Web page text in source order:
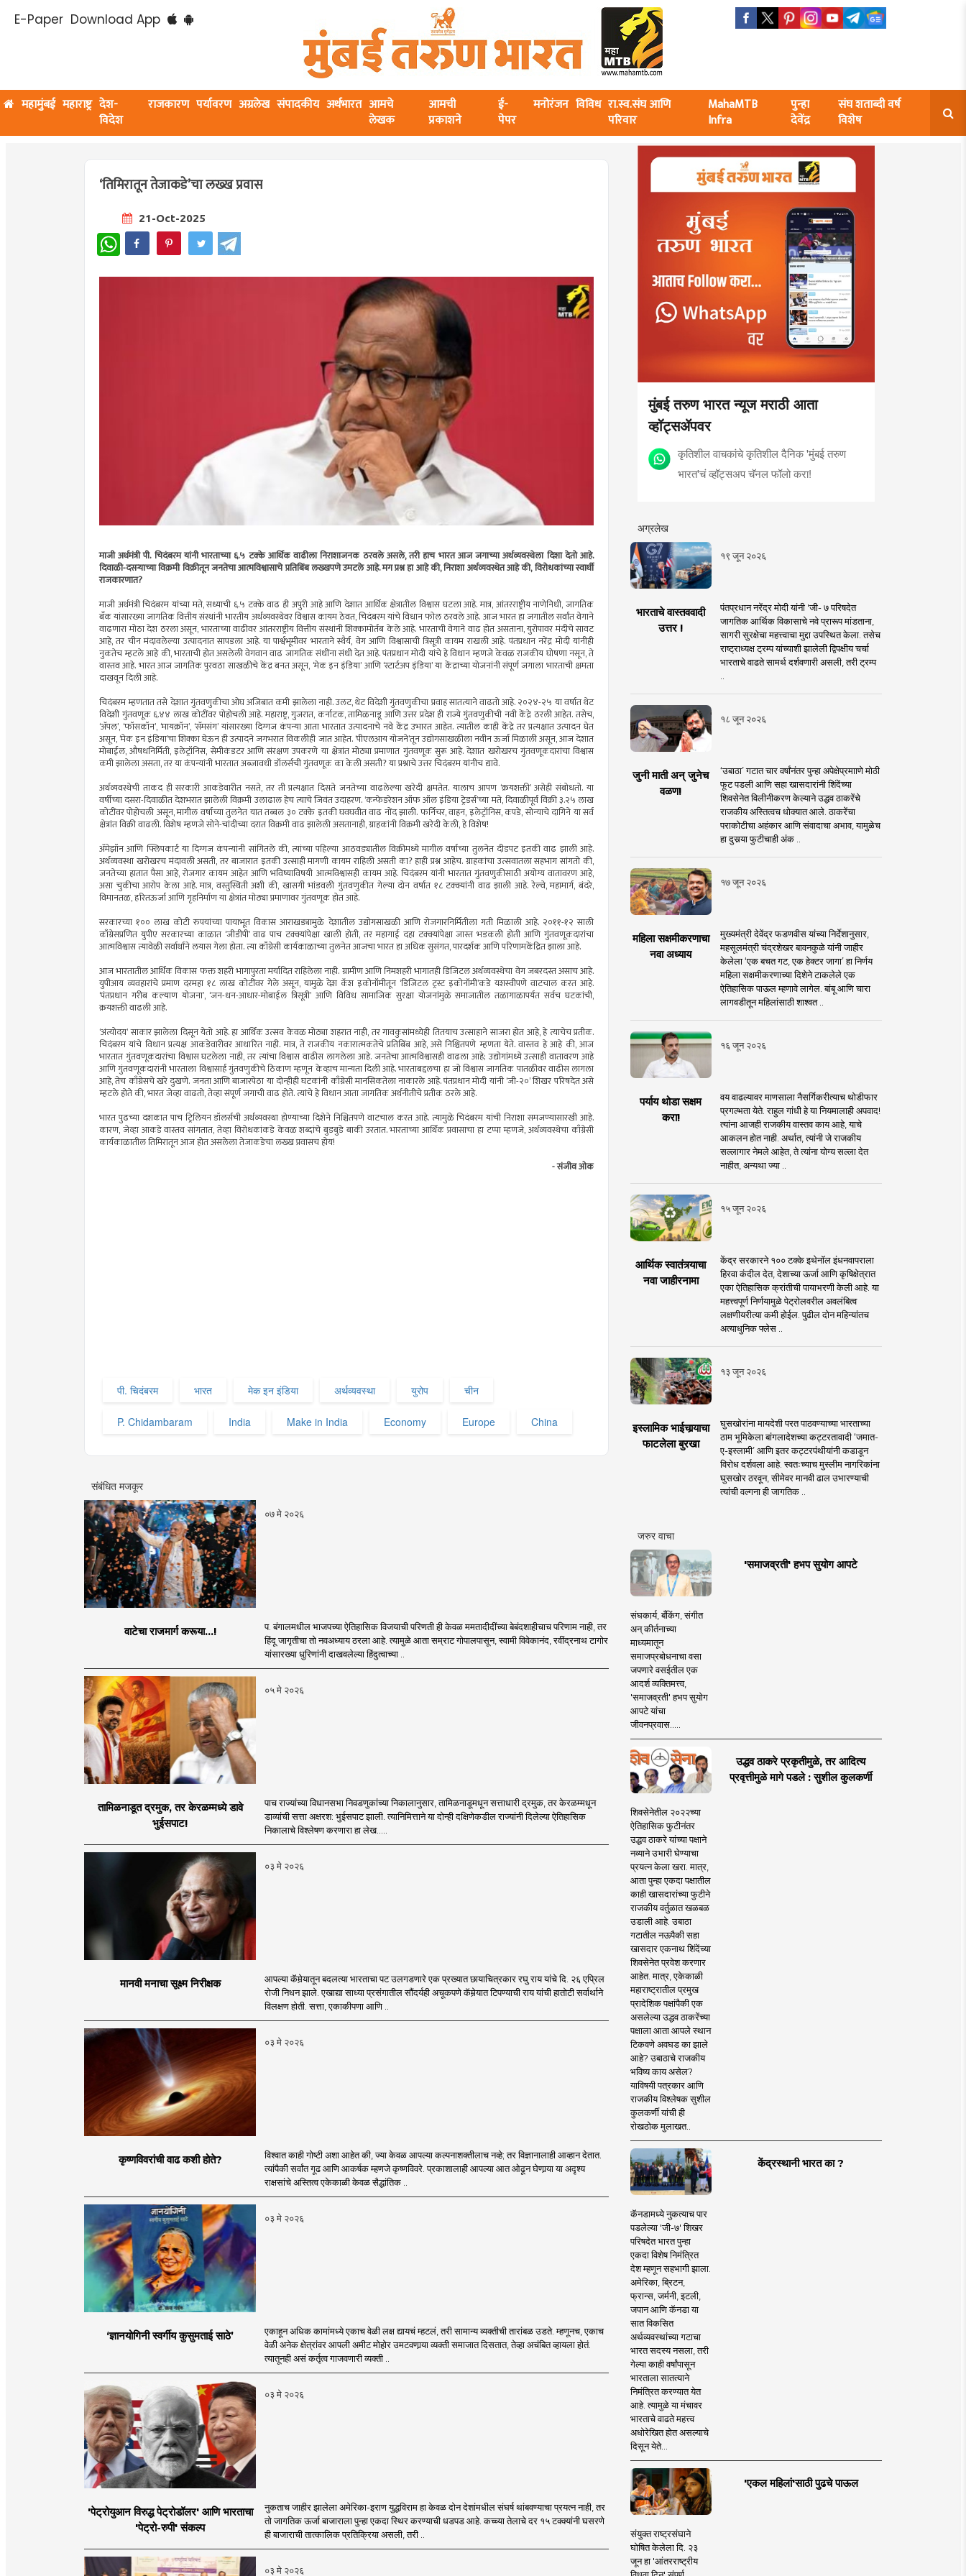
E-Paper Download App
महामुंबई महाराष्ट्र देश-
विदेश
राजकारण पर्यावरण अग्रलेख संपादकीय अर्थभारत आमचे
लेखक
आमची
प्रकाशने
ई-
पेपर
मनोरंजन विविध रा.स्व.संघ आणि
परिवार
MahaMTB
Infra
पुन्हा
देवेंद्र
संघ शताब्दी वर्ष
विशेष
‘तिमिरातून तेजाकडे’चा लख्ख प्रवास
21-Oct-2025
WhatsApp
माजी अर्थमंत्री पी. चिदंबरम यांनी भारताच्या ६.५ टक्के आर्थिक वाढीला निराशाजनक ठरवले असले, तरी हाच भारत आज जगाच्या अर्थव्यवस्थेला दिशा देतो आहे.
दिवाळी-दसर्‍याच्या विक्रमी विक्रीतून जनतेचा आत्मविश्वासाचे प्रतिबिंब लख्खपणे उमटले आहे. मग प्रश्न हा आहे की, निराशा अर्थव्यवस्थेत आहे की, विरोधकांच्या स्वार्थी
राजकारणात?
माजी अर्थमंत्री चिदंबरम यांच्या मते, सध्याची ६.५ टक्के वाढ ही अपुरी आहे आणि देशात आर्थिक क्षेत्रातील विश्वास घटला आहे. मात्र, आंतरराष्ट्रीय नाणेनिधी, जागतिक
बँक यांसारख्या जागतिक वित्तीय संस्थांनी भारतीय अर्थव्यवस्थेवर विश्वास कायम ठेवत, चिदंबरम यांचे विधान फोल ठरवले आहे. आज भारत हा जगातील सर्वांत वेगाने
वाढणारा मोठा देश ठरला असून, भारताच्या वाढीवर आंतरराष्ट्रीय वित्तीय संस्थांनी शिक्कामोर्तब केले आहे. भारताची वेगाने वाढ होत असताना, युरोपावर मंदीचे सावट
आहे, तर चीन मंदावलेल्या उत्पादनात सापडला आहे. या पार्श्वभूमीवर भारताने स्थैर्य, वेग आणि विश्वासाची त्रिसूत्री कायम राखली आहे. पंतप्रधान नरेंद्र मोदी यांनीही
नुकतेच म्हटले आहे की, भारताची होत असलेली वेगवान वाढ जागतिक संधींना संधी देत आहे. पंतप्रधान मोदी यांचे हे विधान म्हणजे केवळ राजकीय घोषणा नसून, ते
वास्तव आहे. भारत आज जागतिक पुरवठा साखळीचे केंद्र बनत असून, ‘मेक इन इंडिया’ आणि ‘स्टार्टअप इंडिया’ या केंद्राच्या योजनांनी संपूर्ण जगाला भारताची क्षमता
दाखवून दिली आहे.
चिदंबरम म्हणतात तसे देशात गुंतवणुकीचा ओघ अजिबात कमी झालेला नाही. उलट, थेट विदेशी गुंतवणुकीचा प्रवाह सातत्याने वाढतो आहे. २०२४-२५ या वर्षात थेट
विदेशी गुंतवणूक ६.४४ लाख कोटींवर पोहोचली आहे. महाराष्ट्र, गुजरात, कर्नाटक, तामिळनाडू आणि उत्तर प्रदेश ही राज्ये गुंतवणुकीची नवी केंद्रे ठरली आहेत. तसेच,
‘अ‍ॅपल’, ‘फॉसकॉन’, ‘मायक्रॉन’, ‘सॅमसंग’ यांसारख्या दिग्गज कंपन्या आता भारतात उत्पादनाचे नवे केंद्र उभारत आहेत. त्यातील काही केंद्रे तर प्रत्यक्षात उत्पादन घेत
असून, ‘मेक इन इंडिया’चा शिक्का घेऊन ही उत्पादने जगभरात विकलीही जात आहेत. ‘पीएलआय योजने’तून उद्योगसाखळीला नवीन ऊर्जा मिळाली असून, आज देशात
मोबाईल, औषधनिर्मिती, इलेट्रॉनिस, सेमीकंडटर आणि संरक्षण उपकरणे या क्षेत्रांत मोठ्या प्रमाणात गुंतवणूक सुरू आहे. देशात खरोखरच गुंतवणूकदारांचा विश्वास
कमी झालेला असता, तर या कंपन्यांनी भारतात अब्जावधी डॉलर्सची गुंतवणूक का केली असती? या प्रश्नाचे उत्तर चिदंबरम यांनीच द्यावे.
अर्थव्यवस्थेची ताकद ही सरकारी आकडेवारीत नसते, तर ती प्रत्यक्षात दिसते जनतेच्या वाढलेल्या खरेदी क्षमतेत. यालाच आपण ‘क्रयशक्ती’ असेही संबोधतो. या
वर्षीच्या दसरा-दिवाळीत देशभरात झालेली विक्रमी उलाढाल हेच त्याचे जिवंत उदाहरण. ‘कन्फेडरेशन ऑफ ऑल इंडिया ट्रेडर्स’च्या मते, दिवाळीपूर्व विक्री ३.२५ लाख
कोटींवर पोहोचली असून, मागील वर्षाच्या तुलनेत यात तब्बल ३० टक्के इतकी घवघवीत वाढ नोंद झाली. फर्निचर, वाहन, इलेट्रॉनिस, कपडे, सोन्याचे दागिने या सर्व
क्षेत्रांत विक्री वाढली. विशेष म्हणजे सोने-चांदीच्या दरात विक्रमी वाढ झालेली असतानाही, ग्राहकांनी विक्रमी खरेदी केली, हे विशेष!
अ‍ॅमेझॉन आणि फ्लिपकार्ट या दिग्गज कंपन्यांनी सांगितले की, त्यांच्या पहिल्या आठवड्यातील विक्रीमध्ये मागील वर्षाच्या तुलनेत दीडपट इतकी वाढ झाली आहे.
अर्थव्यवस्था खरोखरच मंदावली असती, तर बाजारात इतकी उत्साही मागणी कायम राहिली असती का? हाही प्रश्न आहेच. ग्राहकांचा उत्सवातला सहभाग सांगतो की,
जनतेच्या हातात पैसा आहे, रोजगार कायम आहेत आणि भविष्याविषयी आत्मविश्वासही कायम आहे. चिदंबरम यांनी भारतात गुंतवणुकीसाठी अयोग्य वातावरण आहे,
असा चुकीचा आरोप केला आहे. मात्र, वस्तुस्थिती अशी की, खासगी भांडवली गुंतवणुकीत गेल्या दोन वर्षांत १८ टक्क्यांनी वाढ झाली आहे. रेल्वे, महामार्ग, बंदरे,
विमानतळ, हरितऊर्जा आणि गृहनिर्माण या क्षेत्रांत मोठ्या प्रमाणावर गुंतवणूक होत आहे.
सरकारच्या १०० लाख कोटी रुपयांच्या पायाभूत विकास आराखड्यामुळे देशातील उद्योगसाखळी आणि रोजगारनिर्मितीला गती मिळाली आहे. २०११-१२ साली
काँग्रेसप्रणित युपीए सरकारच्या काळात ‘जीडीपी’ वाढ पाच टक्क्यांपेक्षा खाली होती, तर महागाई दहा टक्क्यांपेक्षा जास्त भडकली होती आणि गुंतवणूकदारांचा
आत्मविश्वास त्यावेळी सर्वार्थांने लयास गेला होता. त्या काँग्रेसी कार्यकाळाच्या तुलनेत आजचा भारत हा अधिक सुसंगत, पारदर्शक आणि परिणामकेंद्रित झाला आहे.
आज भारतातील आर्थिक विकास फक्त शहरी भागापुरता मर्यादित राहिलेला नाही. ग्रामीण आणि निमशहरी भागातही डिजिटल अर्थव्यवस्थेचा वेग जबरदस्त असाच आहे.
युपीआय व्यवहारांचे प्रमाण दरमहा १८ लाख कोटींवर गेले असून, यामुळे देश कॅश इकोनॉमीतून ‘डिजिटल ट्रस्ट इकोनॉमी’कडे यशस्वीपणे वाटचाल करत आहे.
‘पंतप्रधान गरीब कल्याण योजना’, ‘जन-धन-आधार-मोबाईल त्रिसूत्री’ आणि विविध सामाजिक सुरक्षा योजनांमुळे समाजातील तळागाळापर्यंत सर्वच घटकांची,
क्रयशक्ती वाढली आहे.
‘अंत्योदय’ साकार झालेला दिसून येतो आहे. हा आर्थिक उत्सव केवळ मोठ्या शहरात नाही, तर गावकुसांमध्येही तितयाच उत्साहाने साजरा होत आहे, हे त्याचेच प्रतीक.
चिदंबरम यांचे विधान प्रत्यक्ष आकडेवारीवर आधारित नाही. मात्र, ते राजकीय नकारात्मकतेचे प्रतिबिंब आहे, असे निश्चितपणे म्हणता येते. वास्तव हे आहे की, आज
भारतात गुंतवणूकदारांचा विश्वास घटलेला नाही, तर त्यांचा विश्वास वाढीस लागलेला आहे. जनतेचा आत्मविश्वासही वाढला आहे; उद्योगांमध्ये उत्साही वातावरण आहे
आणि गुंतवणूकदारांनी भारताला विश्वासार्ह गुंतवणुकीचे ठिकाण म्हणून केव्हाच मान्यता दिली आहे. भारताबद्दलचा हा जो विश्वास जागतिक पातळीवर वाढीस लागला
आहे, तेच काँग्रेसचे खरे दुखणे. जनता आणि बाजारपेठा या दोन्हीही घटकांनी काँग्रेसी मानसिकतेला नाकारले आहे. पंतप्रधान मोदी यांनी ‘जी-२०’ शिखर परिषदेत असे
म्हटले होते की, भारत जेव्हा वाढतो, तेव्हा संपूर्ण जगाची वाढ होते. त्यांचे हे विधान आता जागतिक अर्थनीतीचे प्रतीक ठरले आहे.
भारत पुढच्या दशकात पाच ट्रिलियन डॉलर्सची अर्थव्यवस्था होण्याच्या दिशेने निश्चितपणे वाटचाल करत आहे. त्यामुळे चिदंबरम यांची निराशा समजण्यासारखी आहे.
कारण, जेव्हा आकडे वास्तव सांगतात, तेव्हा विरोधकांकडे केवळ शब्दांचे बुडबुडे बाकी उरतात. भारताच्या आर्थिक प्रवासाचा हा टप्पा म्हणजे, अर्थव्यवस्थेचा काँग्रेसी
कार्यकाळातील तिमिरातून आज होत असलेला तेजाकडेचा लख्ख प्रवासच होय!
- संजीव ओक
पी. चिदंबरम भारत मेक इन इंडिया अर्थव्यवस्था युरोप चीन
P. Chidambaram India Make in India Economy Europe China
संबंधित मजकूर
०७ मे २०२६
वाटेचा राजमार्ग करूया...!
प. बंगालमधील भाजपच्या ऐतिहासिक विजयाची परिणती ही केवळ ममतादीदींच्या बेबंदशाहीचाच परिणाम नाही, तर
हिंदू जागृतीचा तो नवअध्याय ठरला आहे. त्यामुळे आता सम्राट गोपालपासून, स्वामी विवेकानंद, रवींद्रनाथ टागोर
यांसारख्या धुरिणांनी दाखवलेल्या हिंदुत्वाच्या ..
०५ मे २०२६
तामिळनाडूत द्रमुक, तर केरळम्मध्ये डावे
भुईसपाट!
पाच राज्यांच्या विधानसभा निवडणुकांच्या निकालानुसार, तामिळनाडूमधून सत्ताधारी द्रमुक, तर केरळम्मधून
डाव्यांची सत्ता अक्षरश: भुईसपाट झाली. त्यानिमित्ताने या दोन्ही दक्षिणेकडील राज्यांनी दिलेल्या ऐतिहासिक
निकालाचे विश्लेषण करणारा हा लेख.....
०३ मे २०२६
मानवी मनाचा सूक्ष्म निरीक्षक
आपल्या कॅमेर्‍यातून बदलत्या भारताचा पट उलगडणारे एक प्रख्यात छायाचित्रकार रघु राय यांचे दि. २६ एप्रिल
रोजी निधन झाले. एखाद्या साध्या प्रसंगातील सौंदर्यही अचूकपणे कॅमेर्‍यात टिपण्याची राय यांची हातोटी सर्वार्थाने
विलक्षण होती. सत्ता, एकाकीपणा आणि ..
०३ मे २०२६
कृष्णविवरांची वाढ कशी होते?
विश्वात काही गोष्टी अशा आहेत की, ज्या केवळ आपल्या कल्पनाशक्तीलाच नव्हे; तर विज्ञानालाही आव्हान देतात.
त्यांपैकी सर्वांत गूढ आणि आकर्षक म्हणजे कृष्णविवरे. प्रकाशालाही आपल्या आत ओढून घेणार्‍या या अदृश्य
राक्षसांचे अस्तित्व एकेकाळी केवळ सैद्धांतिक ..
०३ मे २०२६
‘ज्ञानयोगिनी स्वर्गीय कुसुमताई साठे’
एकाहून अधिक कामांमध्ये एकाच वेळी लक्ष द्यायचं म्हटलं, तरी सामान्य व्यक्तीची तारांबळ उडते. म्हणूनच, एकाच
वेळी अनेक क्षेत्रांवर आपली अमीट मोहोर उमटवणार्‍या व्यक्ती समाजात दिसतात, तेव्हा अचंबित व्हायला होतं.
त्यातूनही असं कर्तृत्व गाजवणारी व्यक्ती ..
०३ मे २०२६
'पेट्रोयुआन विरुद्ध पेट्रोडॉलर' आणि भारताचा
'पेट्रो-रुपी' संकल्प
नुकताच जाहीर झालेला अमेरिका-इराण युद्धविराम हा केवळ दोन देशांमधील संघर्ष थांबवण्याचा प्रयत्न नाही, तर
तो जागतिक ऊर्जा बाजाराला पुन्हा एकदा स्थिर करण्याची धडपड आहे. कच्च्या तेलाचे दर १५ टक्क्यांनी घसरणे
ही बाजाराची तात्कालिक प्रतिक्रिया असली, तरी ..
०३ मे २०२६
मुंबई तरुण भारत न्यूज मराठी आता
व्हॉट्सॲपवर
कृतिशील वाचकांचे कृतिशील दैनिक 'मुंबई तरुण
भारत'चं व्हॉट्सअप चॅनल फॉलो करा!
अग्रलेख
१९ जून २०२६
भारताचे वास्तववादी
उत्तर !
पंतप्रधान नरेंद्र मोदी यांनी 'जी- ७ परिषदेत
जागतिक आर्थिक विकासाचे नवे प्रारूप मांडताना,
सागरी सुरक्षेचा महत्त्वाचा मुद्दा उपस्थित केला. तसेच
राष्ट्राध्यक्ष ट्रम्प यांच्याशी झालेली द्विपक्षीय चर्चा
भारताचे वाढते सामर्थ दर्शवणारी असली, तरी ट्रम्प
१८ जून २०२६
जुनी माती अन् जुनेच
वळण!
‘उबाठा’ गटात चार वर्षांनंतर पुन्हा अपेक्षेप्रमााणे मोठी
फूट पडली आणि सहा खासदारांनी शिंदेंच्या
शिवसेनेत विलीनीकरण केल्याने उद्धव ठाकरेंचे
राजकीय अस्तित्वच धोक्यात आले. ठाकरेंचा
पराकोटीचा अहंकार आणि संवादाचा अभाव, यामुळेच
हा दुसर्‍या फुटीचाही अंक ..
१७ जून २०२६
महिला सक्षमीकरणाचा
नवा अध्याय
मुख्यमंत्री देवेंद्र फडणवीस यांच्या निर्देशानुसार,
महसूलमंत्री चंद्रशेखर बावनकुळे यांनी जाहीर
केलेला ‘एक बचत गट, एक हेक्टर जागा’ हा निर्णय
महिला सक्षमीकरणाच्या दिशेने टाकलेले एक
ऐतिहासिक पाऊल म्हणावे लागेल. बांबू आणि चारा
लागवडीतून महिलांसाठी शाश्वत ..
१६ जून २०२६
पर्याय थोडा सक्षम
करा!
वय वाढल्यावर माणसाला नैसर्गिकरीत्याच थोडीफार
प्रगल्भता येते. राहुल गांधी हे या नियमालाही अपवाद!
त्यांना आजही राजकीय वास्तव काय आहे, याचे
आकलन होत नाही. अर्थात, त्यांनी जे राजकीय
सल्लागार नेमले आहेत, ते त्यांना योग्य सल्ला देत
नाहीत, अन्यथा ज्या ..
१५ जून २०२६
आर्थिक स्वातंत्र्याचा
नवा जाहीरनामा
केंद्र सरकारने १०० टक्के इथेनॉल इंधनवापराला
हिरवा कंदील देत, देशाच्या ऊर्जा आणि कृषिक्षेत्रात
एका ऐतिहासिक क्रांतीची पायाभरणी केली आहे. या
महत्त्वपूर्ण निर्णयामुळे पेट्रोलवरील अवलंबित्व
लक्षणीयरीत्या कमी होईल. पुढील दोन महिन्यांतच
अत्याधुनिक फ्लेस ..
१३ जून २०२६
इस्लामिक भाईचार्‍याचा
फाटलेला बुरखा
घुसखोरांना मायदेशी परत पाठवण्याच्या भारताच्या
ठाम भूमिकेला बांगलादेशच्या कट्टरतावादी ‘जमात-
ए-इस्लामी’ आणि इतर कट्टरपंथीयांनी कडाडून
विरोध दर्शवला आहे. स्वतःच्याच मुस्लीम नागरिकांना
घुसखोर ठरवून, सीमेवर मानवी ढाल उभारण्याची
त्यांची वल्गना ही जागतिक ..
जरुर वाचा
'समाजव्रती' हभप सुयोग आपटे
संघकार्य, बँकिंग, संगीत
अन् कीर्तनाच्या
माध्यमातून
समाजप्रबोधनाचा वसा
जपणारे वसईतील एक
आदर्श व्यक्तिमत्त्व,
'समाजव्रती' हभप सुयोग
आपटे यांचा
जीवनप्रवास.....
उद्धव ठाकरे प्रकृतीमुळे, तर आदित्य
प्रवृत्तीमुळे मागे पडले : सुशील कुलकर्णी
शिवसेनेतील २०२२च्या
ऐतिहासिक फुटीनंतर
उद्धव ठाकरे यांच्या पक्षाने
नव्याने उभारी घेण्याचा
प्रयत्न केला खरा. मात्र,
आता पुन्हा एकदा पक्षातील
काही खासदारांच्या फुटीने
राजकीय वर्तुळात खळबळ
उडाली आहे. उबाठा
गटातील नऊपैकी सहा
खासदार एकनाथ शिंदेंच्या
शिवसेनेत प्रवेश करणार
आहेत. मात्र, एकेकाळी
महाराष्ट्रातील प्रमुख
प्रादेशिक पक्षांपैकी एक
असलेल्या उद्धव ठाकरेंच्या
पक्षाला आता आपले स्थान
टिकवणे अवघड का झाले
आहे? उबाठाचे राजकीय
भविष्य काय असेल?
याविषयी पत्रकार आणि
राजकीय विश्लेषक सुशील
कुलकर्णी यांची ही
रोखठोक मुलाखत..
केंद्रस्थानी भारत का ?
कॅनडामध्ये नुकत्याच पार
पडलेल्या 'जी-७' शिखर
परिषदेत भारत पुन्हा
एकदा विशेष निमंत्रित
देश म्हणून सहभागी झाला.
अमेरिका, ब्रिटन,
फ्रान्स, जर्मनी, इटली,
जपान आणि कॅनडा या
सात विकसित
अर्थव्यवस्थांच्या गटाचा
भारत सदस्य नसला, तरी
गेल्या काही वर्षांपासून
भारताला सातत्याने
निमंत्रित करण्यात येत
आहे. त्यामुळे या मंचावर
भारताचे वाढते महत्त्व
अधोरेखित होत असल्याचे
दिसून येते...
'एकल महिलां'साठी पुढचे पाऊल
संयुक्त राष्ट्रसंघाने
घोषित केलेला दि. २३
जून हा 'आंतरराष्ट्रीय